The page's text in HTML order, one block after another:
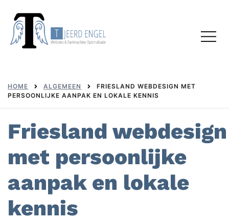
content
menu
HOME ALGEMEEN
FRIESLAND WEBDESIGN MET
PERSOONLIJKE AANPAK EN LOKALE KENNIS
Friesland webdesign
met persoonlijke
aanpak en lokale
kennis